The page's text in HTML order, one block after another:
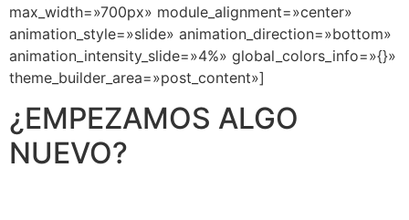
max_width=»700px» module_alignment=»center»
animation_style=»slide» animation_direction=»bottom»
animation_intensity_slide=»4%» global_colors_info=»{}»
theme_builder_area=»post_content»]
¿EMPEZAMOS ALGO
NUEVO?